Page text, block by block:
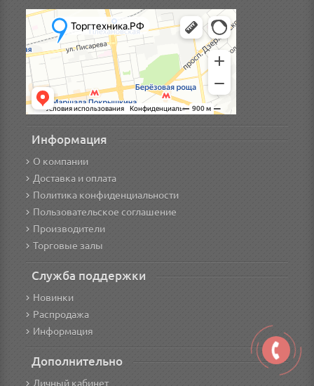
Информация
О компании
Доставка и оплата
Политика конфиденциальности
Пользовательское соглашение
Производители
Торговые залы
Служба поддержки
Новинки
Распродажа
Информация
Дополнительно
Личный кабинет